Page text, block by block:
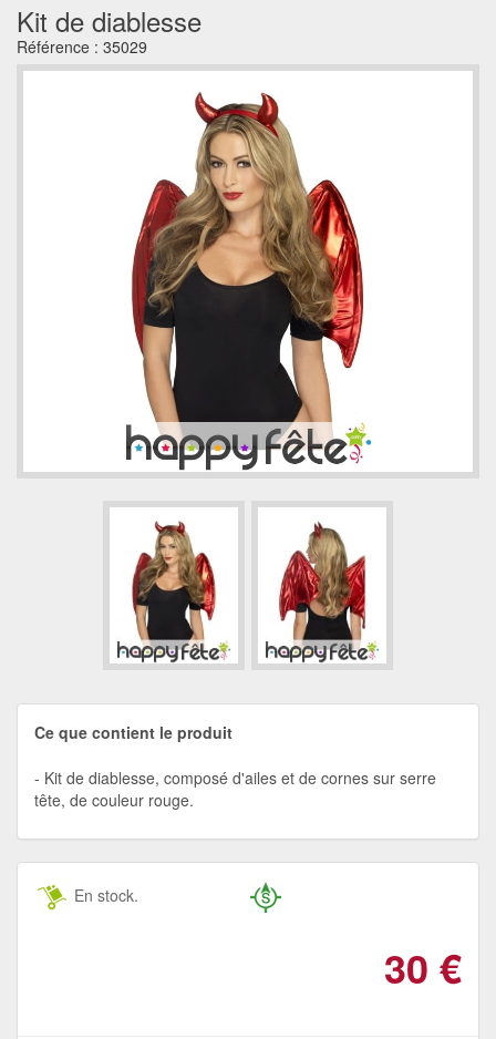
Kit de diablesse
Référence : 35029
Ce que contient le produit
Kit de diablesse, composé d'ailes et de cornes sur serre
tête, de couleur rouge.
En stock.
30 €